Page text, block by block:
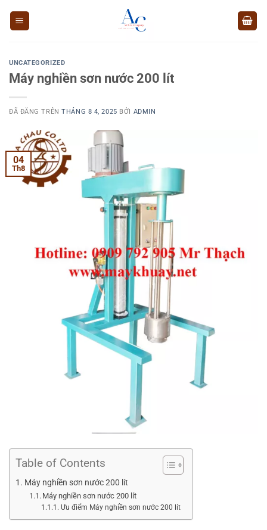
UNCATEGORIZED
Máy nghiền sơn nước 200 lít
ĐÃ ĐĂNG TRÊNTHÁNG 8 4, 2025 BỞI ADMIN
04
Th8
Table of Contents
Máy nghiền sơn nước 200 lít
Máy nghiền sơn nước 200 lít
Ưu điểm Máy nghiền sơn nước 200 lít